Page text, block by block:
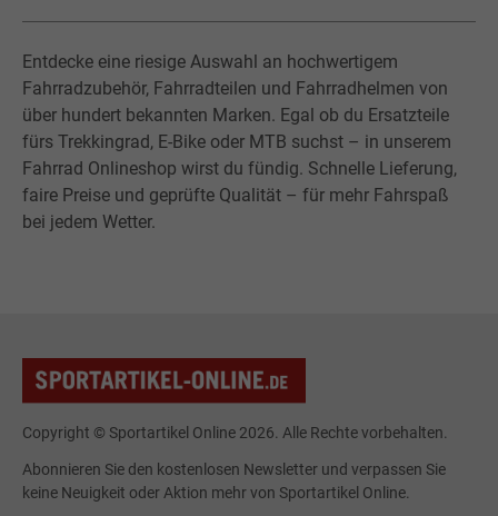
Entdecke eine riesige Auswahl an hochwertigem
Fahrradzubehör, Fahrradteilen und Fahrradhelmen von
über hundert bekannten Marken. Egal ob du Ersatzteile
fürs Trekkingrad, E-Bike oder MTB suchst – in unserem
Fahrrad Onlineshop wirst du fündig. Schnelle Lieferung,
faire Preise und geprüfte Qualität – für mehr Fahrspaß
bei jedem Wetter.
Copyright © Sportartikel Online 2026. Alle Rechte vorbehalten.
Abonnieren Sie den kostenlosen Newsletter und verpassen Sie
keine Neuigkeit oder Aktion mehr von Sportartikel Online.